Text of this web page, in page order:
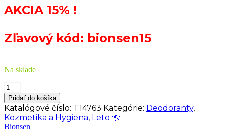
AKCIA 15% !
Zľavový kód: bionsen15
Na sklade
množstvo
BIONSEN
Mineral
Active
Deo
spray
Pridať do košíka
Katalógové číslo: T14763 Kategórie: Deodoranty,
Kozmetika a Hygiena, Leto 🌞
Bionsen